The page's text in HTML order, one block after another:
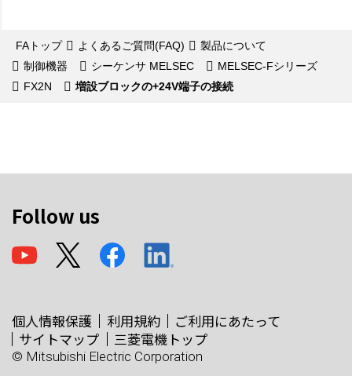
FAトップ よくあるご質問(FAQ)
製品について
制御機器
シーケンサ MELSEC
MELSEC-Fシリーズ
FX2N
増設ブロックの+24V端子の接続
Follow us
個人情報保護 利用規約
ご利用にあたって
サイトマップ
三菱電機トップ
© Mitsubishi Electric Corporation